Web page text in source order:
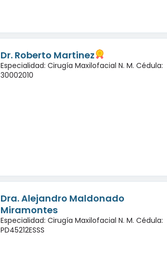
Dr. Roberto Martinez
Especialidad: Cirugía Maxilofacial N. M. Cédula:
30002010
Dra. Alejandro Maldonado
Miramontes
Especialidad: Cirugía Maxilofacial N. M. Cédula:
PD45212ESSS